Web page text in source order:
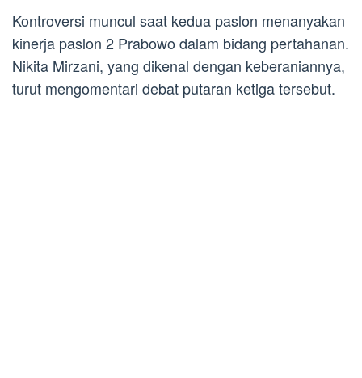
Kontroversi muncul saat kedua paslon menanyakan
kinerja paslon 2 Prabowo dalam bidang pertahanan.
Nikita Mirzani, yang dikenal dengan keberaniannya,
turut mengomentari debat putaran ketiga tersebut.